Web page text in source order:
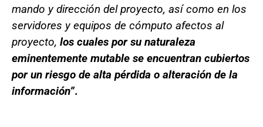
mando y dirección del proyecto, así como en los
servidores y equipos de cómputo afectos al
proyecto, los cuales por su naturaleza
eminentemente mutable se encuentran cubiertos
por un riesgo de alta pérdida o alteración de la
información”.